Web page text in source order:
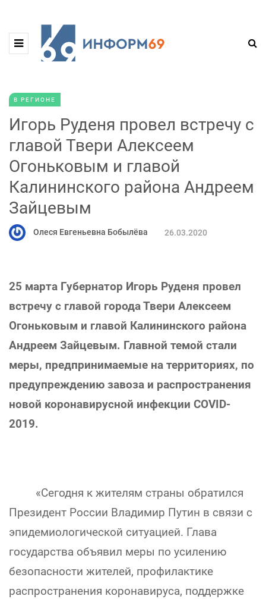
В РЕГИОНЕ
Игорь Руденя провел встречу с
главой Твери Алексеем
Огоньковым и главой
Калининского района Андреем
Зайцевым
Олеся Евгеньевна Бобылёва 26.03.2020
25 марта Губернатор Игорь Руденя провел
встречу с главой города Твери Алексеем
Огоньковым и главой Калининского района
Андреем Зайцевым. Главной темой стали
меры, предпринимаемые на территориях, по
предупреждению завоза и распространения
новой коронавирусной инфекции COVID-
2019.
«Сегодня к жителям страны обратился
Президент России Владимир Путин в связи с
эпидемиологической ситуацией. Глава
государства объявил меры по усилению
безопасности жителей, профилактике
распространения коронавируса, поддержке